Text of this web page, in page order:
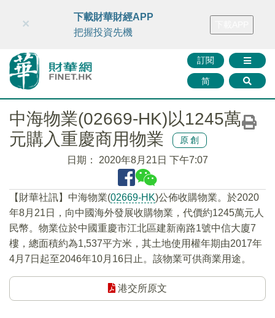
財華智庫網 FINTV FINMETA 財華證券 媒體矩陣
訂閱
简
×
下載財華財經APP
把握投資先機
中海物業(02669-HK)以1245萬
元購入重慶商用物業
原創
日期： 2020年8月21日 下午7:07
【財華社訊】中海物業(02669-HK)公佈收購物業。於2020
年8月21日，向中國海外發展收購物業，代價約1245萬元人
民幣。物業位於中國重慶市江北區建新南路1號中信大廈7
樓，總面積約為1,537平方米，其土地使用權年期由2017年
4月7日起至2046年10月16日止。該物業可供商業用途。
港交所原文